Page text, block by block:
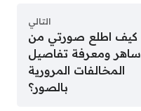
التالي
كيف اطلع صورتي من
ساهر ومعرفة تفاصيل
المخالفات المرورية
بالصور؟